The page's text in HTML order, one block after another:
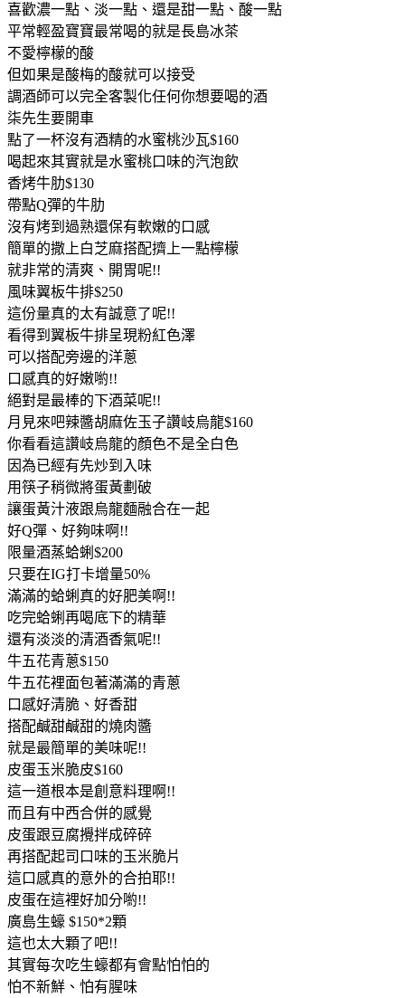
喜歡濃一點、淡一點、還是甜一點、酸一點
平常輕盈寶寶最常喝的就是長島冰茶
不愛檸檬的酸
但如果是酸梅的酸就可以接受
調酒師可以完全客製化任何你想要喝的酒
柒先生要開車
點了一杯沒有酒精的水蜜桃沙瓦$160
喝起來其實就是水蜜桃口味的汽泡飲
香烤牛肋$130
帶點Q彈的牛肋
沒有烤到過熟還保有軟嫩的口感
簡單的撒上白芝麻搭配擠上一點檸檬
就非常的清爽、開胃呢!!
風味翼板牛排$250
這份量真的太有誠意了呢!!
看得到翼板牛排呈現粉紅色澤
可以搭配旁邊的洋蔥
口感真的好嫩喲!!
絕對是最棒的下酒菜呢!!
月見來吧辣醬胡麻佐玉子讚岐烏龍$160
你看看這讚岐烏龍的顏色不是全白色
因為已經有先炒到入味
用筷子稍微將蛋黃劃破
讓蛋黃汁液跟烏龍麵融合在一起
好Q彈、好夠味啊!!
限量酒蒸蛤蜊$200
只要在IG打卡增量50%
滿滿的蛤蜊真的好肥美啊!!
吃完蛤蜊再喝底下的精華
還有淡淡的清酒香氣呢!!
牛五花青蔥$150
牛五花裡面包著滿滿的青蔥
口感好清脆、好香甜
搭配鹹甜鹹甜的燒肉醬
就是最簡單的美味呢!!
皮蛋玉米脆皮$160
這一道根本是創意料理啊!!
而且有中西合併的感覺
皮蛋跟豆腐攪拌成碎碎
再搭配起司口味的玉米脆片
這口感真的意外的合拍耶!!
皮蛋在這裡好加分喲!!
廣島生蠔 $150*2顆
這也太大顆了吧!!
其實每次吃生蠔都有會點怕怕的
怕不新鮮、怕有腥味